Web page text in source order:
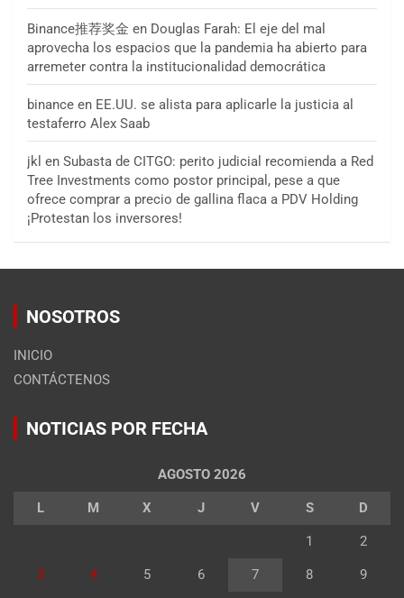
Binance推荐奖金 en Douglas Farah: El eje del mal
aprovecha los espacios que la pandemia ha abierto para
arremeter contra la institucionalidad democrática
binance en EE.UU. se alista para aplicarle la justicia al
testaferro Alex Saab
jkl en Subasta de CITGO: perito judicial recomienda a Red
Tree Investments como postor principal, pese a que
ofrece comprar a precio de gallina flaca a PDV Holding
¡Protestan los inversores!
NOSOTROS
INICIO
CONTÁCTENOS
NOTICIAS POR FECHA
AGOSTO 2026
L M X J V S D
1 2
3 4 5 6 7 8 9